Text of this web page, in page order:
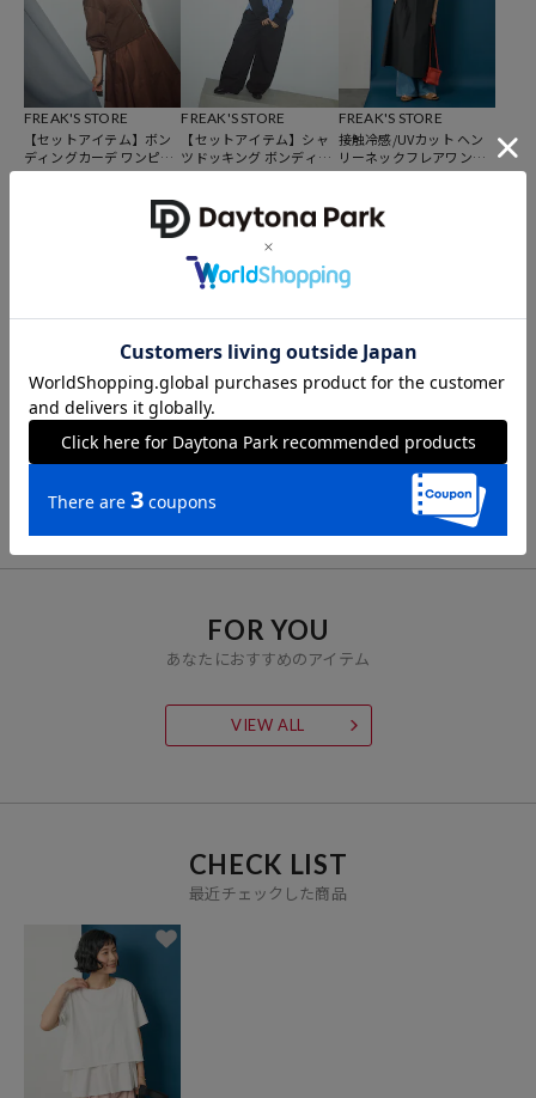
「アメリカの豊かさとワクワク・ドキドキを日本に伝えたい」という
想いからスタート。
1986年の創業以来、洋服を中心に、カルチャーやアートなど自分たち
が本当に良いと思うものをセレクト。積極的に楽しむ生活体験者＝フ
リークとして、豊かなライフスタイルの楽しみ方をリアルに提案する
セレクトショップ。
FREAK'S STORE
【セットアイテム】ボン
ディングカーデ ワンピー
スセット
FREAK'S STORE
【セットアイテム】シャ
ツドッキング ボンディン
グスウェット セットアッ
FREAK'S STORE
接触冷感/UVカット ヘン
リーネックフレアワンピ
ース
FREAK'S STORE
配色ハーフジップワンピ
4,408円 51%OFF
FREAK'S STORE
メッセージロゴ 半袖Tシ
ャツ
2,233円 65%OFF
リボンギャザー半袖Tシャ
ツ
2,488円 61%OFF
FOR YOU
あなたにおすすめのアイテム
VIEW ALL
CHECK LIST
最近チェックした商品